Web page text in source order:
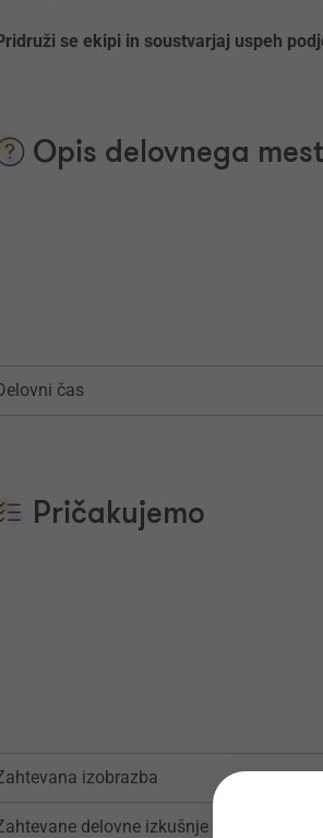
se ekipi in soustvarjaj uspeh
Opis delovnega
čas
Pričakujemo
izobrazba
delovne izkušnje